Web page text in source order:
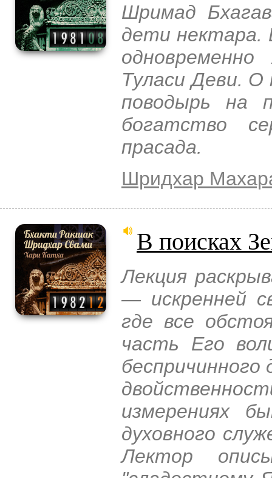
Шримад
дети нектара.
Туласи Деви.
поводырь на
богатство
прасада.
Шридхар
В поисках
Лекция
— искренней
где все
часть Его
измерениях
духовного
Лектор